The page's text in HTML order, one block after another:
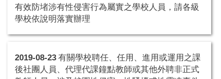
有效防堵涉有性侵害行為屬實之學校人員，請各級
學校依說明落實辦理
2019-08-23 有關學校聘任、任用、進用或運用之課
後社團人員、代理代課鐘點教師或其他外聘非正式